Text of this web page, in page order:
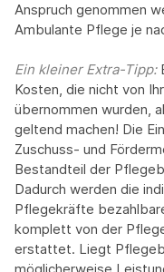
Anspruch genommen
Ambulante Pflege je
Ein kleiner Extra-Tipp:‍
Kosten, die nicht von
übernommen wurden,
geltend machen! Die
Zuschuss- und
Bestandteil der
Dadurch werden die
Pflegekräfte
komplett von der
erstattet. Liegt